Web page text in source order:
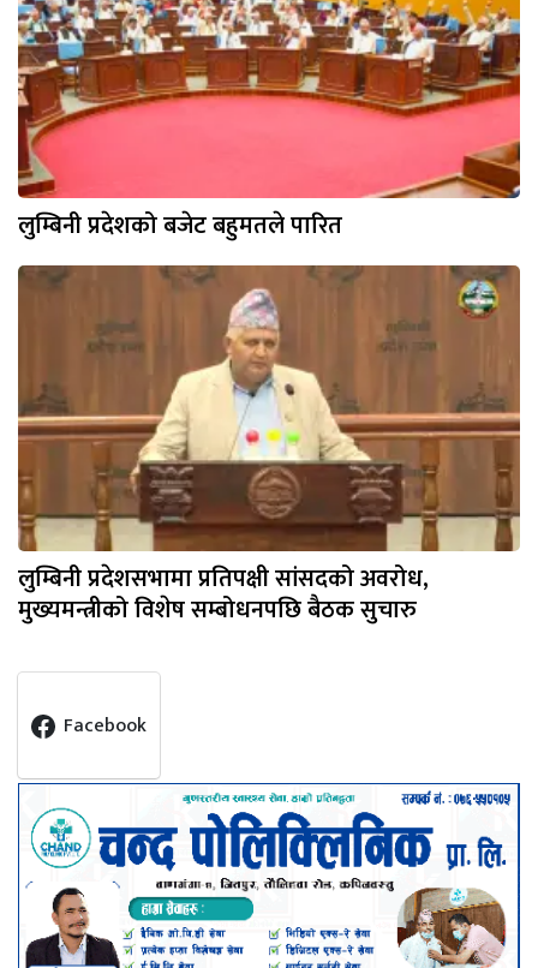
लुम्बिनी प्रदेशको बजेट बहुमतले पारित
लुम्बिनी प्रदेशसभामा प्रतिपक्षी सांसदको अवरोध,
मुख्यमन्त्रीको विशेष सम्बोधनपछि बैठक सुचारु
Facebook